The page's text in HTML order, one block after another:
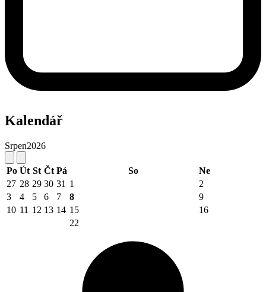
Kalendář
Srpen2026
Po Út St Čt Pá So
Ne
27 28 29 30 31 1
2
3
4 5 6 7 8
9
10 11 12 13 14 15 16
22